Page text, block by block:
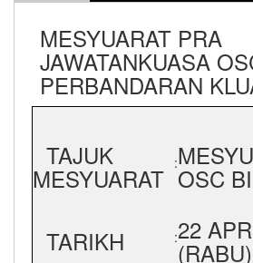
MESYUARAT PRA
JAWATANKUASA
PERBANDARAN
TAJUK
MESYUARAT :OSC
TARIKH
:22
(RABU)